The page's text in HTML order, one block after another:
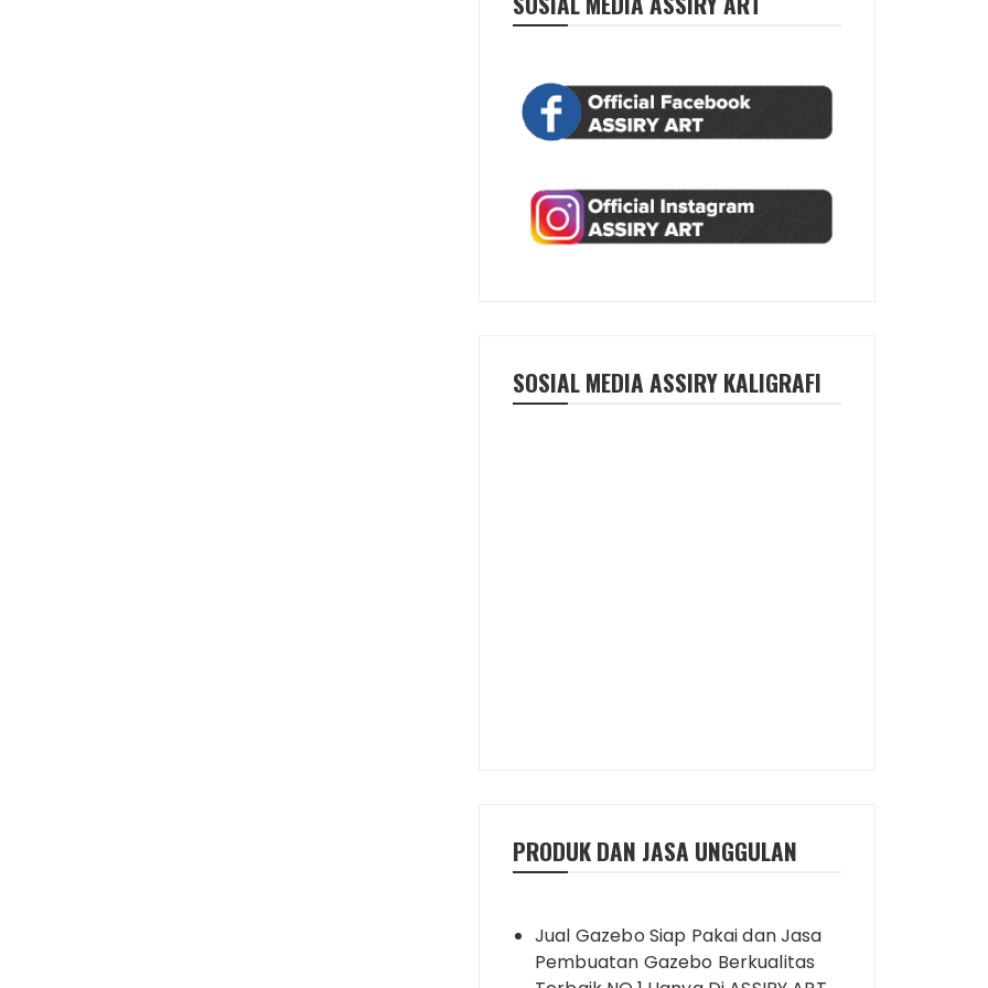
SOSIAL MEDIA ASSIRY KALIGRAFI
PRODUK DAN JASA UNGGULAN
Jual Gazebo Siap Pakai dan Jasa
Pembuatan Gazebo Berkualitas